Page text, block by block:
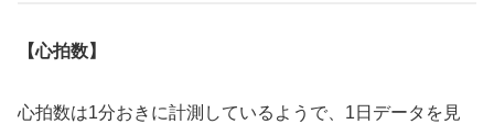
【心拍数】
心拍数は1分おきに計測しているようで、1日データを見